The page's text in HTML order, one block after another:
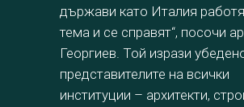
държави като Италия
тема и се справят“, посочи
Георгиев. Той изрази
представителите на всички
институции – архитекти,